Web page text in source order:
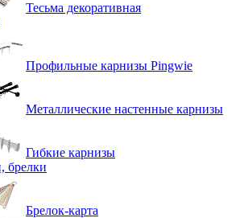
Тесьма декоративная
Профильные карнизы Pingwie
Металлические настенные карнизы
Гибкие карнизы
брелки
Брелок-карта